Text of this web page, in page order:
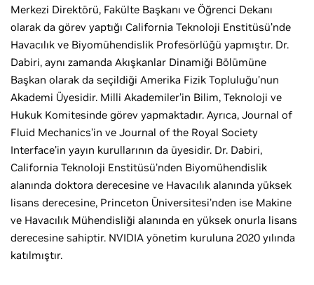
Merkezi Direktörü, Fakülte Başkanı ve Öğrenci Dekanı
olarak da görev yaptığı California Teknoloji Enstitüsü’nde
Havacılık ve Biyomühendislik Profesörlüğü yapmıştır. Dr.
Dabiri, aynı zamanda Akışkanlar Dinamiği Bölümüne
Başkan olarak da seçildiği Amerika Fizik Topluluğu’nun
Akademi Üyesidir. Milli Akademiler’in Bilim, Teknoloji ve
Hukuk Komitesinde görev yapmaktadır. Ayrıca, Journal of
Fluid Mechanics’in ve Journal of the Royal Society
Interface’in yayın kurullarının da üyesidir. Dr. Dabiri,
California Teknoloji Enstitüsü’nden Biyomühendislik
alanında doktora derecesine ve Havacılık alanında yüksek
lisans derecesine, Princeton Üniversitesi’nden ise Makine
ve Havacılık Mühendisliği alanında en yüksek onurla lisans
derecesine sahiptir. NVIDIA yönetim kuruluna 2020 yılında
katılmıştır.